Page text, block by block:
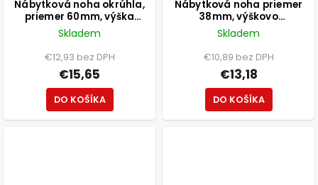
Nábytková noha okrúhla,
priemer 60mm, výška
800mm, čierna
Skladem
€12,93 bez DPH
€15,65
DO KOŠÍKA
Nábytková noha priemer
38mm, výškovo
nastaviteľná 150-165mm,
250kg, brúsený nikel
Skladem
€10,89 bez DPH
€13,18
DO KOŠÍKA